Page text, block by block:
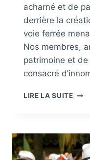
O
N
S
acharné et de
derrière la
voie ferrée
Nos membres,
patrimoine et
consacré
LIRE LA SUITEC
T
I
O